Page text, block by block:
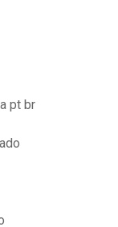
pt br